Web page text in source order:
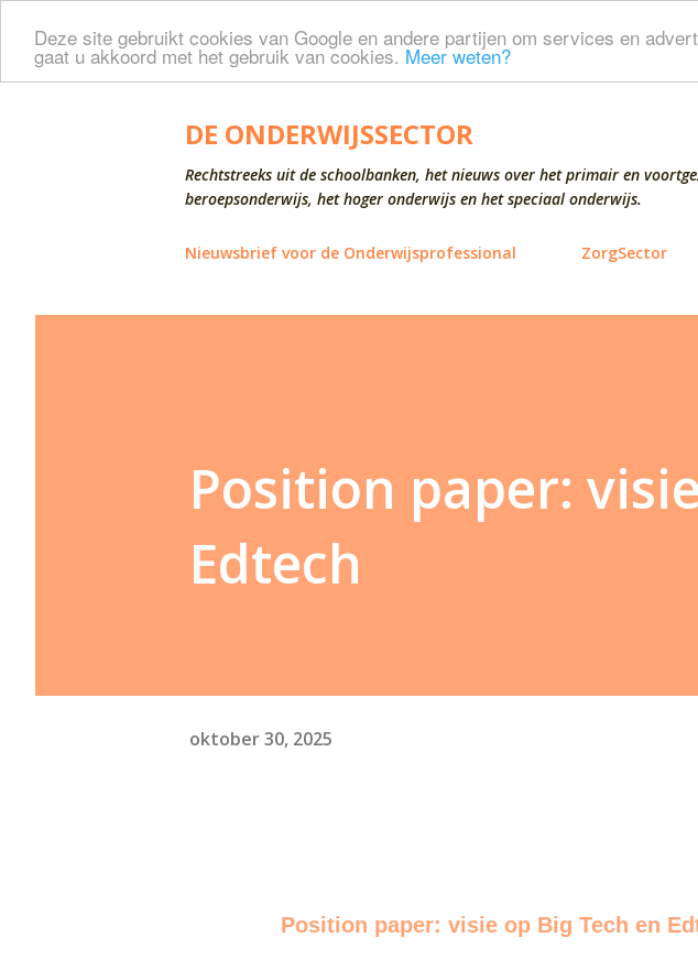
Deze site gebruikt cookies van Google en andere partijen om services en
gaat u akkoord met het gebruik van cookies. Meer weten?
DE ONDERWIJSSECTOR
Rechtstreeks uit de schoolbanken, het nieuws over het primair en
beroepsonderwijs, het hoger onderwijs en het speciaal onderwijs.
Nieuwsbrief voor de Onderwijsprofessional ZorgSector
Position paper:
Edtech
oktober 30, 2025
Position paper: visie op Big Tech en